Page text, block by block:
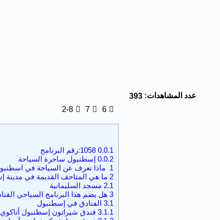
عدد المشاهدات: 393
6
7
2-8
0.0.1
0.0.2 إسطنبول ساحرة السياحة
1 ماذا تعرف عن السياحة في
2 ما هي المتاحف القديمة في مدينة
2.1 مسجد السليمانية
3 هل يضم هذا البرنامج السياحي
3.1 الفنادق في إسطنبول
3.1.1 فندق شيراتون إسطنبول أتاكوي